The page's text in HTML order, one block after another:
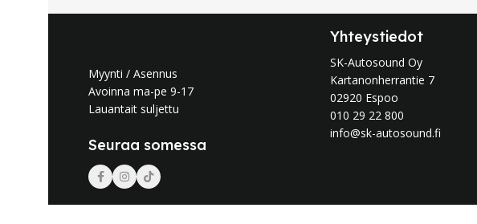
Myynti / Asennus
Avoinna ma-pe 9-17
Lauantait suljettu
Seuraa somessa
Yhteystiedot
SK-Autosound Oy
Kartanonherrantie 7
02920 Espoo
010 29 22 800
info@sk-autosound.fi